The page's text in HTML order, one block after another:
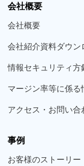
会社概要
会社概要
会社紹介資料ダウン
情報セキュリティ方
マージン率等に係る
アクセス・お問い合
事例
お客様のストーリー